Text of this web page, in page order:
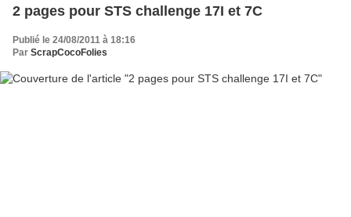
2 pages pour STS challenge 17I et 7C
Publié le 24/08/2011 à 18:16
Par ScrapCocoFolies